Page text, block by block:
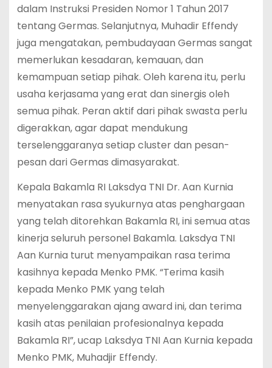
dalam Instruksi Presiden Nomor 1 Tahun 2017
tentang Germas. Selanjutnya, Muhadir Effendy
juga mengatakan, pembudayaan Germas sangat
memerlukan kesadaran, kemauan, dan
kemampuan setiap pihak. Oleh karena itu, perlu
usaha kerjasama yang erat dan sinergis oleh
semua pihak. Peran aktif dari pihak swasta perlu
digerakkan, agar dapat mendukung
terselenggaranya setiap cluster dan pesan-
pesan dari Germas dimasyarakat.
Kepala Bakamla RI Laksdya TNI Dr. Aan Kurnia
menyatakan rasa syukurnya atas penghargaan
yang telah ditorehkan Bakamla RI, ini semua atas
kinerja seluruh personel Bakamla. Laksdya TNI
Aan Kurnia turut menyampaikan rasa terima
kasihnya kepada Menko PMK. “Terima kasih
kepada Menko PMK yang telah
menyelenggarakan ajang award ini, dan terima
kasih atas penilaian profesionalnya kepada
Bakamla RI”, ucap Laksdya TNI Aan Kurnia kepada
Menko PMK, Muhadjir Effendy.